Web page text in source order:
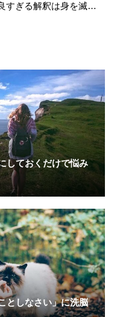
すぎる解釈は身を滅ぼ
しておくだけで悩み
としなさい」に洗脳